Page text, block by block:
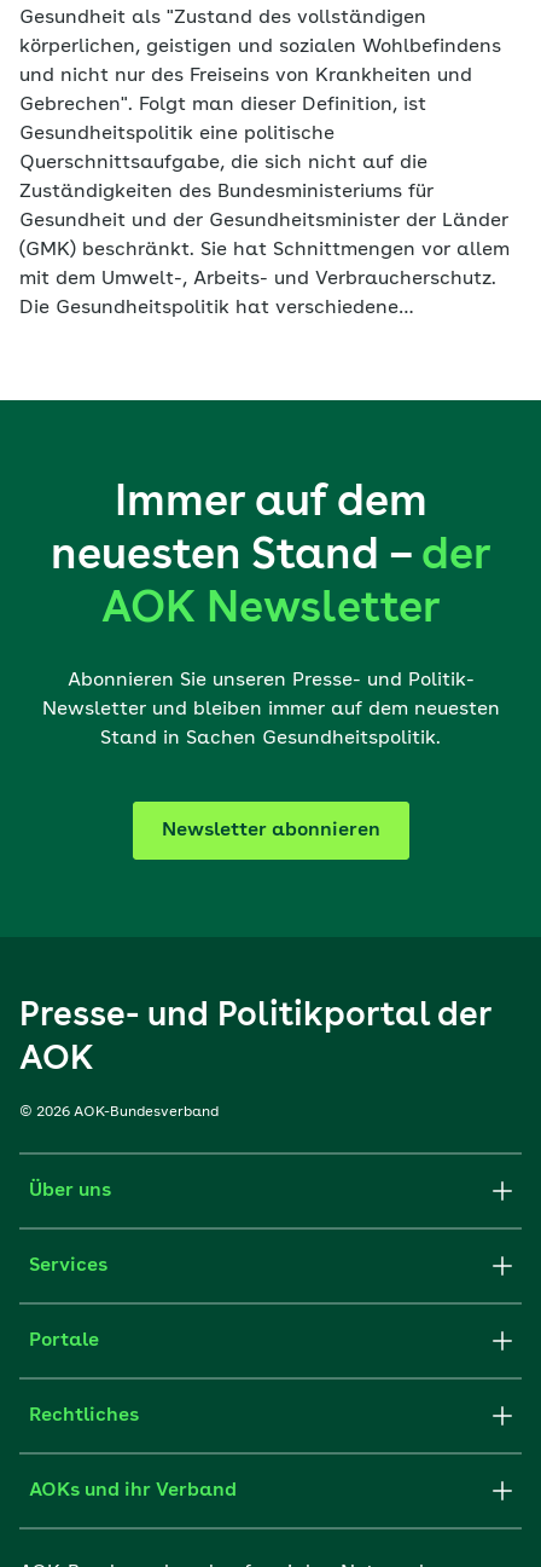
Gesundheit als "Zustand des vollständigen
körperlichen, geistigen und sozialen Wohlbefindens
und nicht nur des Freiseins von Krankheiten und
Gebrechen". Folgt man dieser Definition, ist
Gesundheitspolitik eine politische
Querschnittsaufgabe, die sich nicht auf die
Zuständigkeiten des Bundesministeriums für
Gesundheit und der Gesundheitsminister der Länder
(GMK) beschränkt. Sie hat Schnittmengen vor allem
mit dem Umwelt-, Arbeits- und Verbraucherschutz.
Die Gesundheitspolitik hat verschiedene…
Immer auf dem
neuesten Stand – der
AOK Newsletter
Abonnieren Sie unseren Presse- und Politik-
Newsletter und bleiben immer auf dem neuesten
Stand in Sachen Gesundheitspolitik.
Newsletter abonnieren
Presse- und Politikportal der
AOK
© 2026 AOK-Bundesverband
Über uns
Services
Portale
Rechtliches
AOKs und ihr Verband